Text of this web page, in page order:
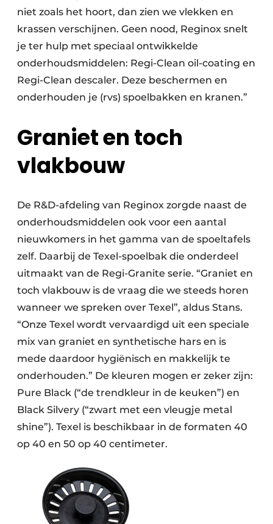
niet zoals het hoort, dan zien we vlekken en
krassen verschijnen. Geen nood, Reginox snelt
je ter hulp met speciaal ontwikkelde
onderhoudsmiddelen: Regi-Clean oil-coating en
Regi-Clean descaler. Deze beschermen en
onderhouden je (rvs) spoelbakken en kranen.”
Graniet en toch
vlakbouw
De R&D-afdeling van Reginox zorgde naast de
onderhoudsmiddelen ook voor een aantal
nieuwkomers in het gamma van de spoeltafels
zelf. Daarbij de Texel-spoelbak die onderdeel
uitmaakt van de Regi-Granite serie. “Graniet en
toch vlakbouw is de vraag die we steeds horen
wanneer we spreken over Texel”, aldus Stans.
“Onze Texel wordt vervaardigd uit een speciale
mix van graniet en synthetische hars en is
mede daardoor hygiënisch en makkelijk te
onderhouden.” De kleuren mogen er zeker zijn:
Pure Black (“de trendkleur in de keuken”) en
Black Silvery (“zwart met een vleugje metal
shine”). Texel is beschikbaar in de formaten 40
op 40 en 50 op 40 centimeter.